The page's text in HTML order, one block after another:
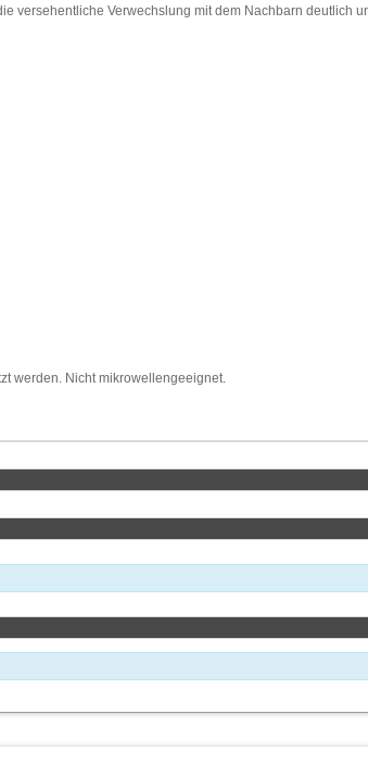
versehentliche Verwechslung mit dem Nachbarn deutlich
werden. Nicht mikrowellengeeignet.